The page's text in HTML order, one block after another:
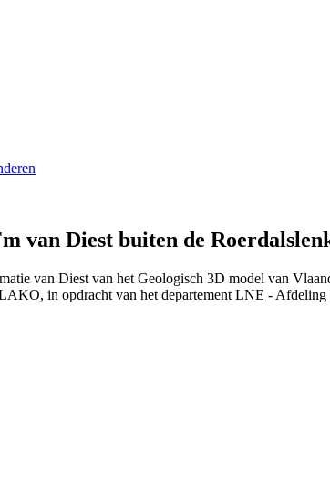
van Diest buiten de
van Diest van het Geologisch 3D model van
in opdracht van het departement LNE -